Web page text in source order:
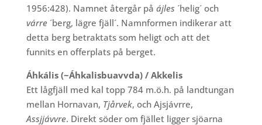
1956:428). Namnet återgår på ájles ´helig´ och
várre ´berg, lägre fjäll´. Namnformen indikerar att
detta berg betraktats som heligt och att det
funnits en offerplats på berget.
Áhkális (~Áhkalisbuavvda) / Akkelis
Ett lågfjäll med kal topp 784 m.ö.h. på landtungan
mellan Hornavan, Tjårvek, och Ajsjávrre,
Assjjávvre. Direkt söder om fjället ligger sjöarna